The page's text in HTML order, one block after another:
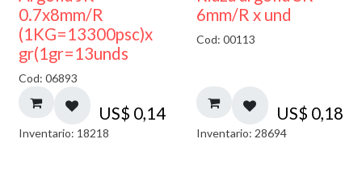
0.7x8mm/R
(1KG=13300psc)x
gr(1gr=13unds
Cod: 06893
US$ 0,14
Inventario: 18218
6mm/R x und
Cod: 00113
US$ 0,18
Inventario: 28694